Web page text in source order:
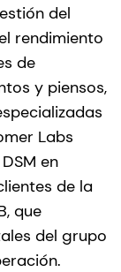
del
rendimiento
de
y piensos,
Labs
en
de la
que
del grupo